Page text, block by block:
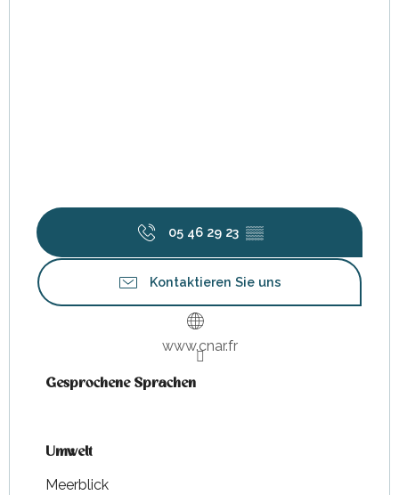
05 46 29 23 ▒▒
Kontaktieren Sie uns
www.cnar.fr
Gesprochene Sprachen
Gesprochene Sprachen
Umwelt
Umwelt
Meerblick